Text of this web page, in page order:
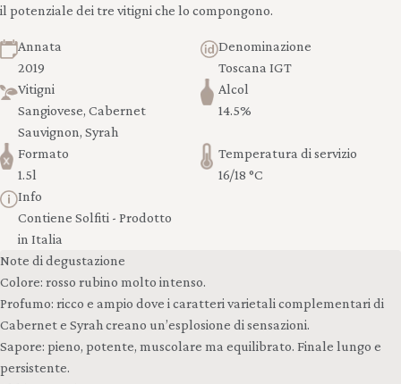
il potenziale dei tre vitigni che lo compongono.
Annata
2019
Denominazione
Toscana IGT
Vitigni
Sangiovese, Cabernet
Sauvignon, Syrah
Alcol
14.5%
Formato
1.5l
Temperatura di servizio
16/18 °C
Info
Contiene Solfiti - Prodotto
in Italia
Note di degustazione
Colore: rosso rubino molto intenso.
Profumo: ricco e ampio dove i caratteri varietali complementari di
Cabernet e Syrah creano un’esplosione di sensazioni.
Sapore: pieno, potente, muscolare ma equilibrato. Finale lungo e
persistente.